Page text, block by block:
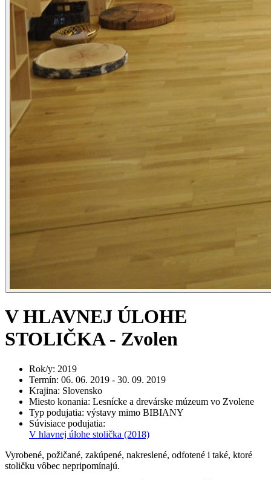
V HLAVNEJ ÚLOHE
STOLIČKA - Zvolen
Rok/y: 2019
Termín: 06. 06. 2019 - 30. 09. 2019
Krajina: Slovensko
Miesto konania: Lesnícke a drevárske múzeum vo Zvolene
Typ podujatia: výstavy mimo BIBIANY
Súvisiace podujatia:
V hlavnej úlohe stolička (2018)
Vyrobené, požičané, zakúpené, nakreslené, odfotené i také, ktoré
stoličku vôbec nepripomínajú.